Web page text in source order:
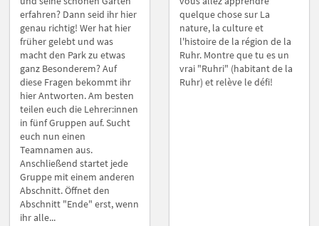
erfahren? Dann seid ihr hier
genau richtig! Wer hat hier
früher gelebt und was
macht den Park zu etwas
ganz Besonderem? Auf
diese Fragen bekommt ihr
hier Antworten. Am besten
teilen euch die Lehrer:innen
in fünf Gruppen auf. Sucht
euch nun einen
Teamnamen aus.
Anschließend startet jede
Gruppe mit einem anderen
Abschnitt. Öffnet den
Abschnitt "Ende" erst, wenn
ihr alle...
quelque chose sur La
nature, la culture et
l'histoire de la région de la
Ruhr. Montre que tu es un
vrai "Ruhri" (habitant de la
Ruhr) et relève le défi!